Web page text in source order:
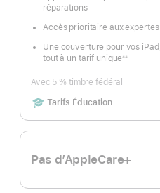
réparations
Accès prioritaire aux
Une couverture pour vos
tout à un tarif unique
de
※※
Avec 5 % timbre fédéral
Includes
Tarifs Éducation
Pas d’AppleCare+